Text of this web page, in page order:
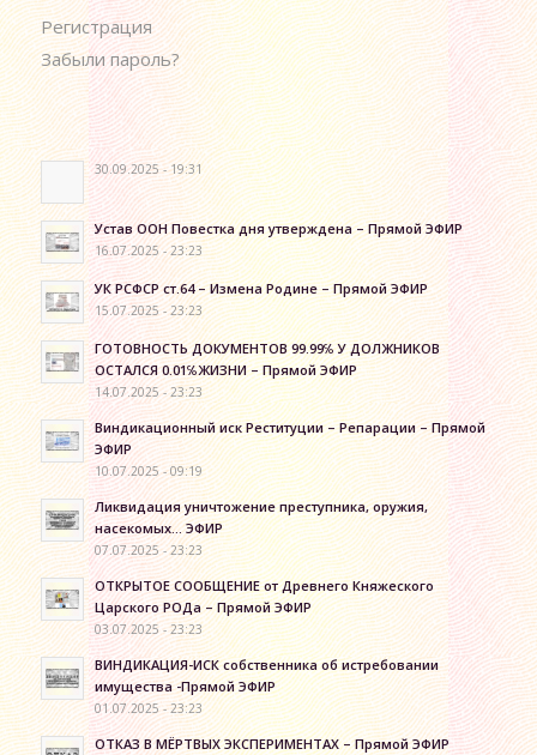
Регистрация
Забыли пароль?
30.09.2025 - 19:31
Устав ООН Повестка дня утверждена – Прямой ЭФИР
16.07.2025 - 23:23
УК РСФСР ст.64 – Измена Родине – Прямой ЭФИР
15.07.2025 - 23:23
ГОТОВНОСТЬ ДОКУМЕНТОВ 99.99℅ У ДОЛЖНИКОВ
ОСТАЛСЯ 0.01℅ЖИЗНИ – Прямой ЭФИР
14.07.2025 - 23:23
Виндикационный иск Реституции – Репарации – Прямой
ЭФИР
10.07.2025 - 09:19
Ликвидация уничтожение преступника, оружия,
насекомых… ЭФИР
07.07.2025 - 23:23
ОТКРЫТОЕ СООБЩЕНИЕ от Древнего Княжеского
Царского РОДа – Прямой ЭФИР
03.07.2025 - 23:23
ВИНДИКАЦИЯ-ИСК собственника об истребовании
имущества -Прямой ЭФИР
01.07.2025 - 23:23
ОТКАЗ В МЁРТВЫХ ЭКСПЕРИМЕНТАХ – Прямой ЭФИР